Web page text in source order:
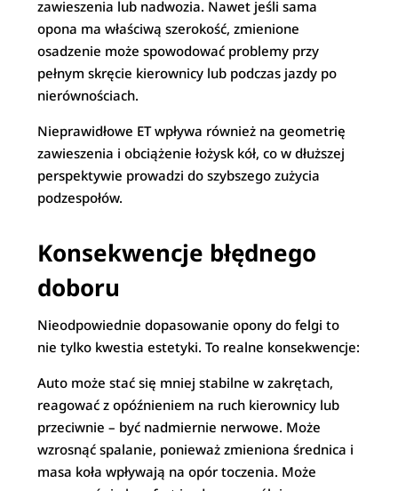
zawieszenia lub nadwozia. Nawet jeśli sama
opona ma właściwą szerokość, zmienione
osadzenie może spowodować problemy przy
pełnym skręcie kierownicy lub podczas jazdy po
nierównościach.
Nieprawidłowe ET wpływa również na geometrię
zawieszenia i obciążenie łożysk kół, co w dłuższej
perspektywie prowadzi do szybszego zużycia
podzespołów.
Konsekwencje błędnego
doboru
Nieodpowiednie dopasowanie opony do felgi to
nie tylko kwestia estetyki. To realne konsekwencje:
Auto może stać się mniej stabilne w zakrętach,
reagować z opóźnieniem na ruch kierownicy lub
przeciwnie – być nadmiernie nerwowe. Może
wzrosnąć spalanie, ponieważ zmieniona średnica i
masa koła wpływają na opór toczenia. Może